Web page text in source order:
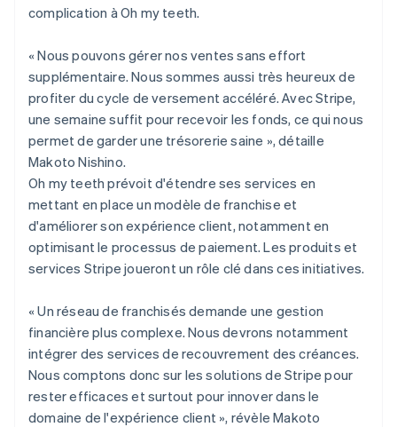
complication à Oh my teeth.
« Nous pouvons gérer nos ventes sans effort
supplémentaire. Nous sommes aussi très heureux de
profiter du cycle de versement accéléré. Avec Stripe,
une semaine suffit pour recevoir les fonds, ce qui nous
permet de garder une trésorerie saine », détaille
Makoto Nishino.
Oh my teeth prévoit d'étendre ses services en
mettant en place un modèle de franchise et
d'améliorer son expérience client, notamment en
optimisant le processus de paiement. Les produits et
services Stripe joueront un rôle clé dans ces initiatives.
« Un réseau de franchisés demande une gestion
financière plus complexe. Nous devrons notamment
intégrer des services de recouvrement des créances.
Nous comptons donc sur les solutions de Stripe pour
rester efficaces et surtout pour innover dans le
domaine de l'expérience client », révèle Makoto